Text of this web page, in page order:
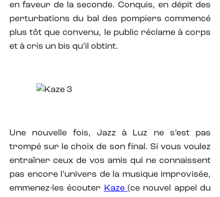
en faveur de la seconde. Conquis, en dépit des
perturbations du bal des pompiers commencé
plus tôt que convenu, le public réclame à corps
et à cris un bis qu’il obtint.
Une nouvelle fois, Jazz à Luz ne s’est pas
trompé sur le choix de son final. Si vous voulez
entraîner ceux de vos amis qui ne connaissent
pas encore l’univers de la musique improvisée,
emmenez-les écouter Kaze(ce nouvel appel du